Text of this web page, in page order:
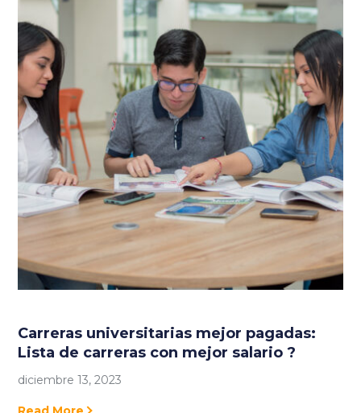
Carreras universitarias mejor pagadas:
Lista de carreras con mejor salario ?
diciembre 13, 2023